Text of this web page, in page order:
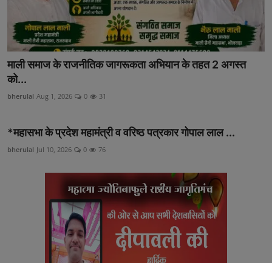
भीलवाड़ा
माली समाज के राजनीतिक जागरूकता अभियान के तहत 2 अगस्त
को...
bherulal Aug 1, 2026 0 31
*महासभा के प्रदेश महामंत्री व वरिष्ठ पत्रकार गोपाल लाल ...
bherulal Jul 10, 2026 0 76